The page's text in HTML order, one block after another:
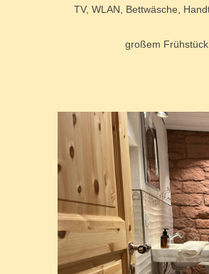
TV, WLAN, Bettwäsche,
großem Frühstück